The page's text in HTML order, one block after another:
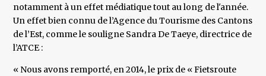
notamment à un effet médiatique tout au long de l'année.
Un effet bien connu de l’Agence du Tourisme des Cantons
de l’Est, comme le souligne Sandra De Taeye, directrice de
l’ATCE :
« Nous avons remporté, en 2014, le prix de « Fietsroute